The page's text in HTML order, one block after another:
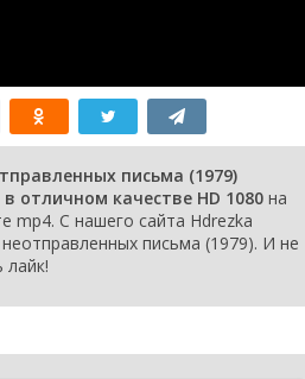
письма (1979)
отличном качестве HD 1080 на
mp4. С нашего сайта Hdrezka
письма (1979). И не
лайк!